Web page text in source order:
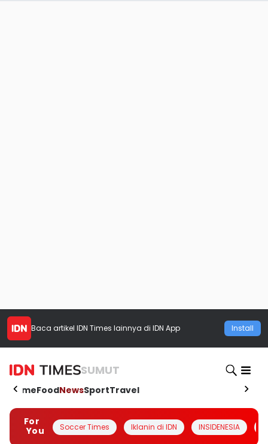
Baca artikel IDN Times lainnya di IDN App Install
SUMUT
HomeFoodNewsSportTravel
For
You
Soccer Times Iklanin di IDN INSIDENESIA